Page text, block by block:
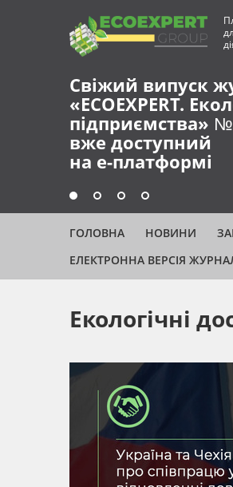
Свіжий випуск
«ECOEXPERT.
підприємства»
вже доступний
на е-платформі
ГОЛОВНА НОВИНИ
ЕЛЕКТРОННА ВЕРСІЯ
Екологічні